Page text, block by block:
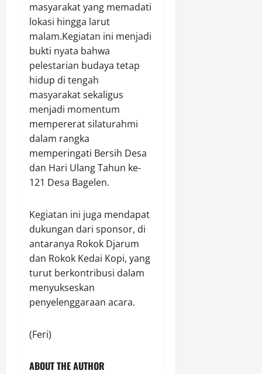
masyarakat yang memadati
lokasi hingga larut
malam.Kegiatan ini menjadi
bukti nyata bahwa
pelestarian budaya tetap
hidup di tengah
masyarakat sekaligus
menjadi momentum
mempererat silaturahmi
dalam rangka
memperingati Bersih Desa
dan Hari Ulang Tahun ke-
121 Desa Bagelen.
Kegiatan ini juga mendapat
dukungan dari sponsor, di
antaranya Rokok Djarum
dan Rokok Kedai Kopi, yang
turut berkontribusi dalam
menyukseskan
penyelenggaraan acara.
(Feri)
ABOUT THE AUTHOR